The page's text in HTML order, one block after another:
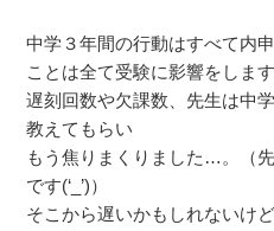
中学３年間の行動はすべて内
ことは全て受験に影響をします
遅刻回数や欠課数、先生は中
教えてもらい
もう焦りまくりました…。（
です(‘_’)）
そこから遅いかもしれないけ